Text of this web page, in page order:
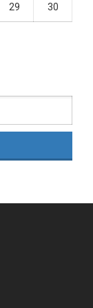
29 30